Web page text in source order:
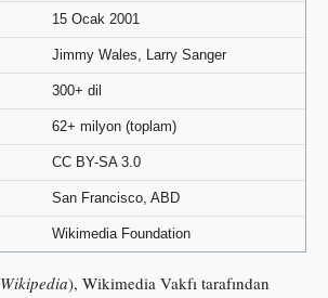
15 Ocak 2001
Jimmy Wales, Larry Sanger
300+ dil
62+ milyon (toplam)
CC BY-SA 3.0
San Francisco, ABD
Wikimedia Foundation
Wikipedia), Wikimedia Vakfı tarafından